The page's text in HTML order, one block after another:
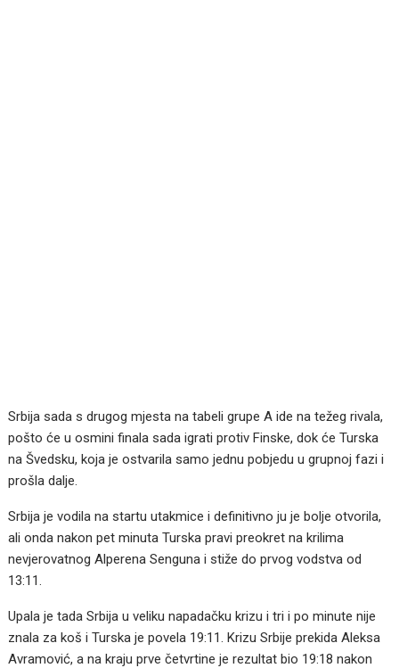
Srbija sada s drugog mjesta na tabeli grupe A ide na težeg rivala,
pošto će u osmini finala sada igrati protiv Finske, dok će Turska
na Švedsku, koja je ostvarila samo jednu pobjedu u grupnoj fazi i
prošla dalje.
Srbija je vodila na startu utakmice i definitivno ju je bolje otvorila,
ali onda nakon pet minuta Turska pravi preokret na krilima
nevjerovatnog Alperena Senguna i stiže do prvog vodstva od
13:11.
Upala je tada Srbija u veliku napadačku krizu i tri i po minute nije
znala za koš i Turska je povela 19:11. Krizu Srbije prekida Aleksa
Avramović, a na kraju prve četvrtine je rezultat bio 19:18 nakon